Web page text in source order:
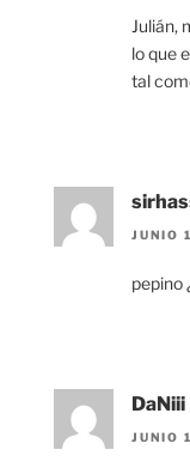
Julián,
lo que
tal
JUNIO
pepino
DaNiii
JUNIO